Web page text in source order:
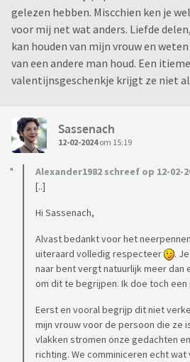
gelezen hebben. Miscchien ken je
voor mij net wat anders. Liefde
kan houden van mijn vrouw en
van een andere man houd. Een
valentijnsgeschenkje krijgt ze niet
Sassenach
12-02-2024om 15:19
Alexander1982 schreef op 12-02-
[..]
Hi Sassenach,
Alvast bedankt voor het
uiteraard volledig respecteer
.
naar bent vergt natuurlijk meer dan
om dit te begrijpen. Ik doe toch een
Eerst en vooral begrijp dit niet
mijn vrouw voor de persoon die ze
vlakken stromen onze gedachten
richting. We comminiceren echt wat